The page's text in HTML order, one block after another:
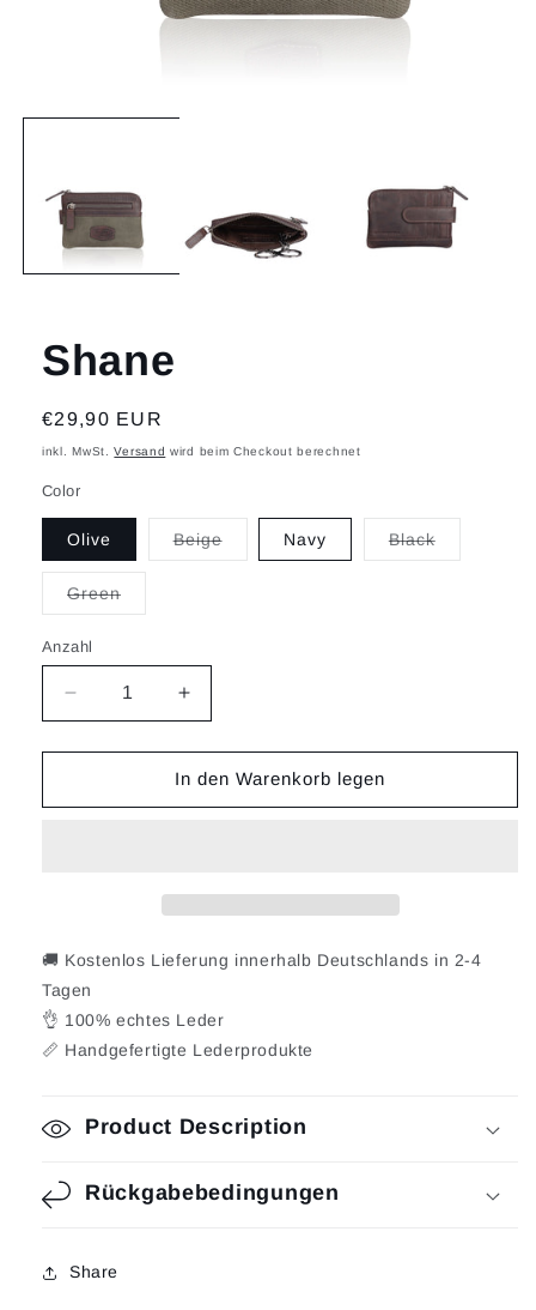
1
Shane
Normaler
Preis
€29,90 EUR
inkl. MwSt.Versand wird beim Checkout berechnet
Color
Olive BeigeVariante
ausverkauft
Navy BlackVariante
GreenVariante
Anzahl
Verringere
die
Menge
Shane
Erhöhe
die
Menge
für
Shane
In den Warenkorb legen
🚚 Kostenlos Lieferung innerhalb Deutschlands in 2-4
Tagen
👌 100% echtes Leder
📏 Handgefertigte Lederprodukte
Product Description
Rückgabebedingungen
Share